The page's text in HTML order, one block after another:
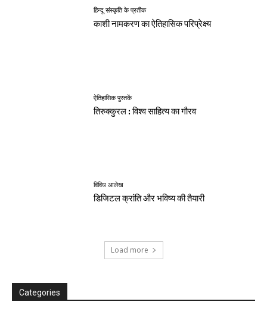
हिन्दू संस्कृति के प्रतीक
काशी नामकरण का ऐतिहासिक परिप्रेक्ष्य
ऐतिहासिक पुस्तकें
तिरुक्कुरल : विश्व साहित्य का गौरव
विविध आलेख
डिजिटल क्रांति और भविष्य की तैयारी
Load more
Categories